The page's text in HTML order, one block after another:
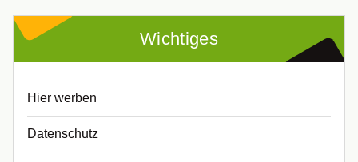
Wichtiges
Hier werben
Datenschutz